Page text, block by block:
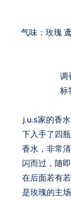
气味：玫瑰
调
标
j.u.s家的香
下入手了四
香水，非常
闪而过，随
在后面若有
是玫瑰的主